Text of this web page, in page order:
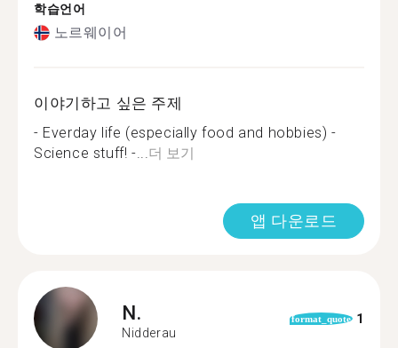
학습언어
노르웨이어
이야기하고 싶은 주제
- Everday life (especially food and hobbies) -
Science stuff! -...더 보기
앱 다운로드
N.
Nidderau
format_quote 1